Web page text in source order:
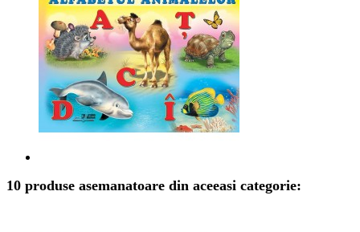
10 produse asemanatoare din aceeasi categorie: